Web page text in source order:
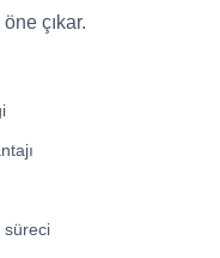
çıkar.
süreci